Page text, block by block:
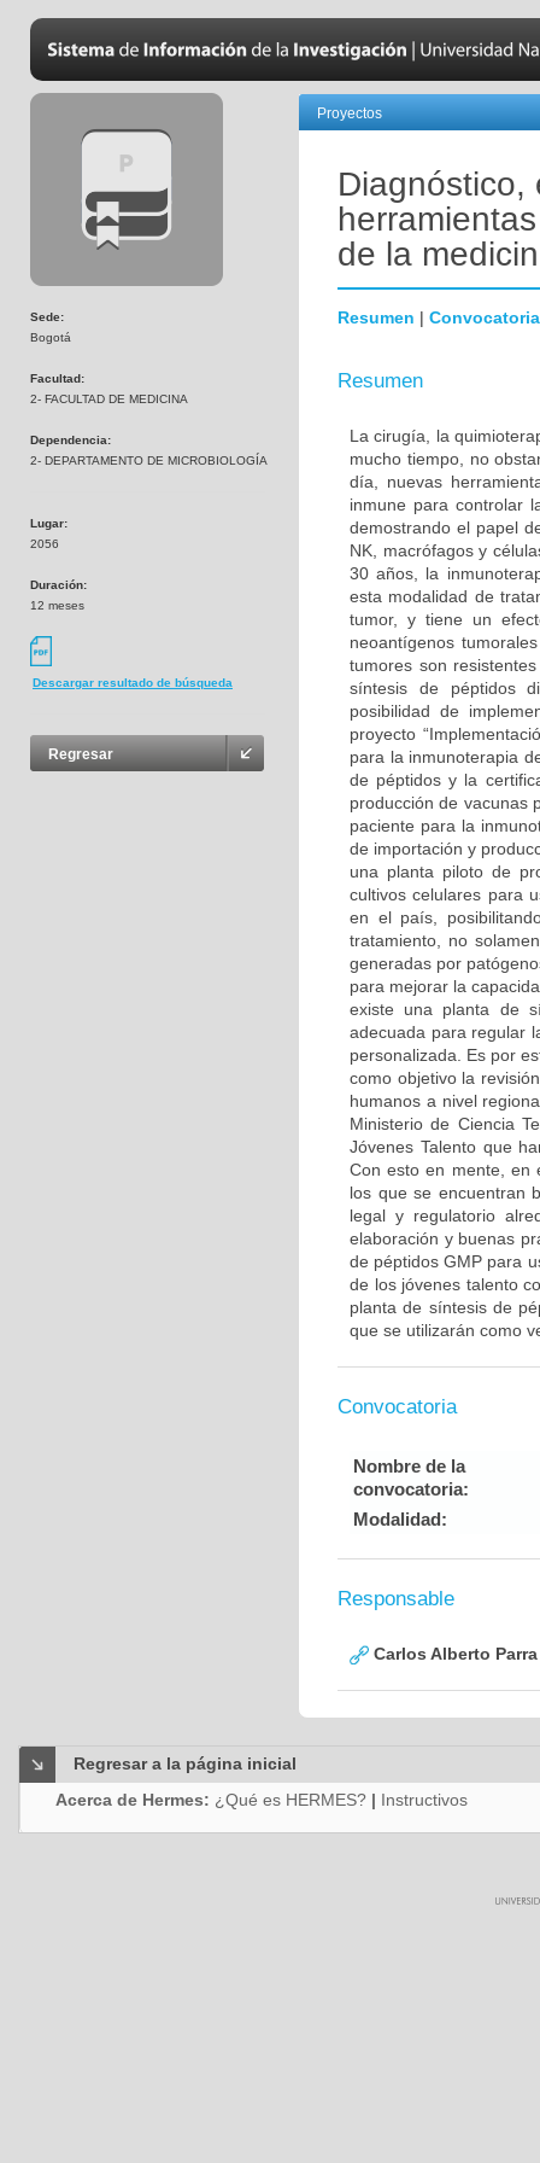
Sede:
Bogotá
Facultad:
2- FACULTAD DE MEDICINA
Dependencia:
2- DEPARTAMENTO DE MICROBIOLOGÍA
Lugar:
2056
Duración:
12 meses
Descargar resultado de búsqueda
Regresar
Proyectos
Diagnóstico,
de la
Resumen | Convocatoria
Resumen
La cirugía, la
mucho tiempo, no
día, nuevas
inmune para controlar
demostrando el papel
NK, macrófagos y
30 años, la
esta modalidad de
tumor, y tiene un
neoantígenos
tumores son
síntesis de péptidos
posibilidad de
proyecto
para la inmunoterapia
de péptidos y la
producción de vacunas
paciente para la
de importación y
una planta piloto de
cultivos celulares para
en el país,
tratamiento, no
generadas por
para mejorar la
existe una planta de
adecuada para regular
personalizada. Es por
como objetivo la
humanos a nivel
Ministerio de Ciencia
Jóvenes Talento que
Con esto en mente, en
los que se encuentran
legal y regulatorio
elaboración y buenas
de péptidos GMP para
de los jóvenes talento
planta de síntesis de
que se utilizarán como
Convocatoria
Nombre de la
convocatoria:
Modalidad:
Responsable
Carlos Alberto
Regresar a la página inicial
Acerca de Hermes: ¿Qué es HERMES? | Instructivos